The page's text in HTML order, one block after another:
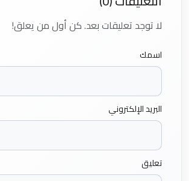
لا توجد تعليقات بعد. كن أول من يعلق!
اسمك
البريد الإلكتروني
تعليق